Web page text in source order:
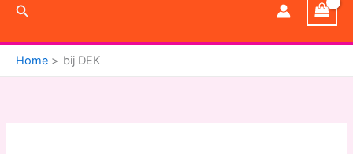
Zoeken
Home bij DEK